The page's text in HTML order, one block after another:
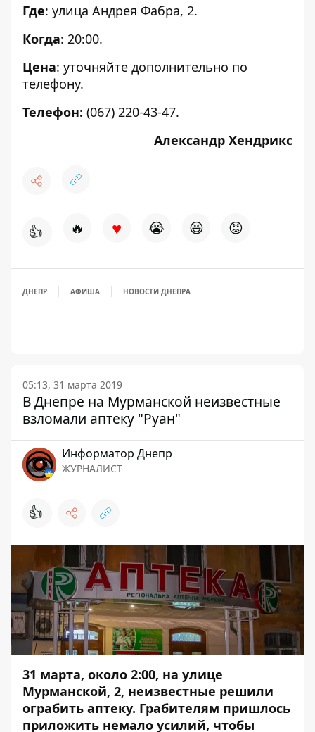
Где: улица Андрея Фабра, 2.
Когда: 20:00.
Цена: уточняйте дополнительно по
телефону.
Телефон: (067) 220-43-47.
Александр Хендрикc
👍 🔥 ♥ 😭 😆 😡
ДНЕПР АФИША НОВОСТИ ДНЕПРА
05:13, 31 марта 2019
В Днепре на Мурманской неизвестные
взломали аптеку "Руан"
Информатор Днепр
ЖУРНАЛИСТ
👍
31 марта, около 2:00, на улице
Мурманской, 2, неизвестные решили
ограбить аптеку. Грабителям пришлось
приложить немало усилий, чтобы